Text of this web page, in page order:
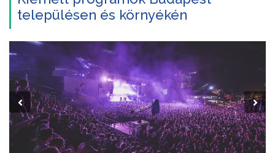
településen és környékén